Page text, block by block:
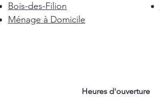
Bois-des-Filion
Ménage à Domicile
Heures d'ouverture